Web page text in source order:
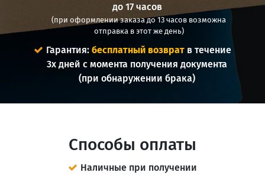
до 17 часов
(при оформлении заказа до 13 часов возможна
отправка в этот же день)
Гарантия:бесплатный возврат в течение
3х дней с момента получения документа
(при обнаружении брака)
Способы оплаты
Наличные при получении